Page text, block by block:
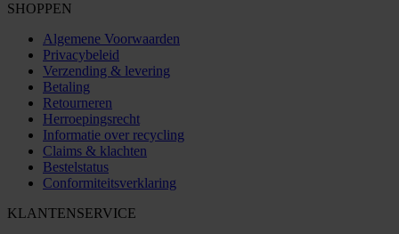
SHOPPEN
Algemene Voorwaarden
Privacybeleid
Verzending & levering
Betaling
Retourneren
Herroepingsrecht
Informatie over recycling
Claims & klachten
Bestelstatus
Conformiteitsverklaring
KLANTENSERVICE